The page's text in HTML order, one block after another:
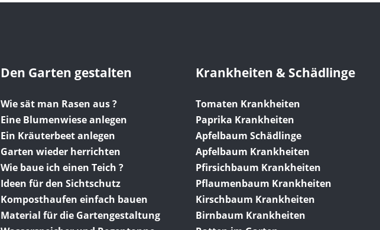
Den Garten gestalten
Wie sät man Rasen aus ?
Eine Blumenwiese anlegen
Ein Kräuterbeet anlegen
Garten wieder herrichten
Wie baue ich einen Teich ?
Ideen für den Sichtschutz
Komposthaufen einfach bauen
Material für die Gartengestaltung
Krankheiten & Schädlinge
Tomaten Krankheiten
Paprika Krankheiten
Apfelbaum Schädlinge
Apfelbaum Krankheiten
Pfirsichbaum Krankheiten
Pflaumenbaum Krankheiten
Kirschbaum Krankheiten
Birnbaum Krankheiten